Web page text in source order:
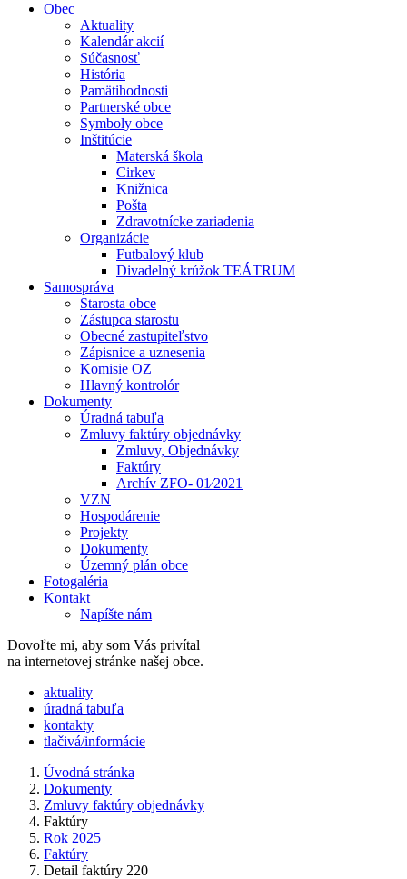
Obec
Aktuality
Kalendár akcií
Súčasnosť
História
Pamätihodnosti
Partnerské obce
Symboly obce
Inštitúcie
Materská škola
Cirkev
Knižnica
Pošta
Zdravotnícke zariadenia
Organizácie
Futbalový klub
Divadelný krúžok TEÁTRUM
Samospráva
Starosta obce
Zástupca starostu
Obecné zastupiteľstvo
Zápisnice a uznesenia
Komisie OZ
Hlavný kontrolór
Dokumenty
Úradná tabuľa
Zmluvy faktúry objednávky
Zmluvy, Objednávky
Faktúry
Archív ZFO- 01⁄2021
VZN
Hospodárenie
Projekty
Dokumenty
Územný plán obce
Fotogaléria
Kontakt
Napíšte nám
Dovoľte mi, aby som Vás privítal
na internetovej stránke našej obce.
​​aktuality
úradná tabuľa
kontakty
tlačivá/informácie
Úvodná stránka
Dokumenty
Zmluvy faktúry objednávky
Faktúry
Rok 2025
Faktúry
Detail faktúry 220